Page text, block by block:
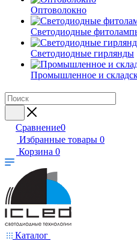
Оптоволокно
Светодиодные
Светодиодные гирлянды
Промышленное и
Сравнение0
Избранные товары 0
Корзина 0
Каталог